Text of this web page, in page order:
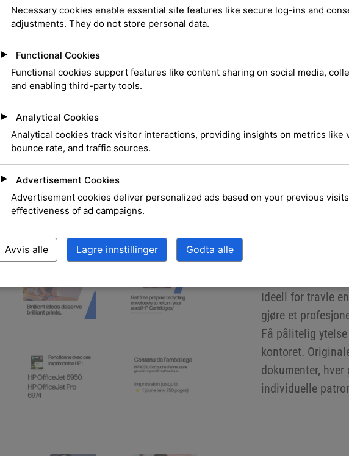
SKU T6M11AE#BGY
kr457,00
Estimert leveringsdato
903XL
Ideell for travle
gjøre et
Få pålitelig
kontoret.
dokumenter,
individuelle
Necessary cookies enable essential site features like secure log-ins and
adjustments. They do not store personal data.
►
Functional Cookies
Functional cookies support features like content sharing on social media,
and enabling third-party tools.
►
Analytical Cookies
Analytical cookies track visitor interactions, providing insights on metrics like
bounce rate, and traffic sources.
►
Advertisement Cookies
Advertisement cookies deliver personalized ads based on your previous
effectiveness of ad campaigns.
Avvis alle Lagre innstillinger Godta alle